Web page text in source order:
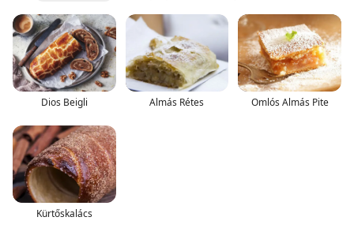
Dios Beigli Almás Rétes Omlós Almás Pite
Kürtőskalács